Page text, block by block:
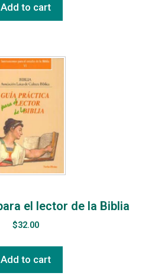
Add to cart
el lector de la Biblia
$32.00
Add to cart